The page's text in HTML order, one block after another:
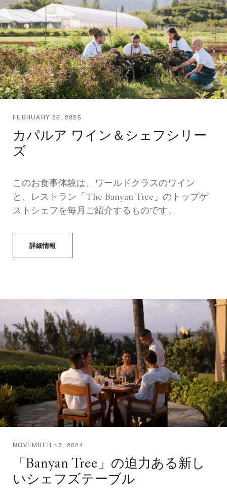
FEBRUARY 25, 2025
カパルア ワイン＆シェフシリー
ズ
このお食事体験は、ワールドクラスのワイン
と、レストラン「The Banyan Tree」のトップゲ
ストシェフを毎月ご紹介するものです。
詳細情報
NOVEMBER 13, 2024
「Banyan Tree」の迫力ある新し
いシェフズテーブル